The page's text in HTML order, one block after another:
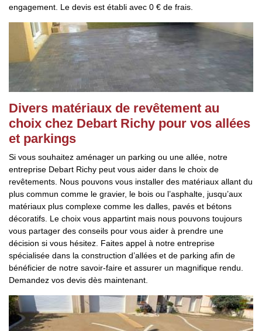
engagement. Le devis est établi avec 0 € de frais.
Divers matériaux de revêtement au
choix chez Debart Richy pour vos allées
et parkings
Si vous souhaitez aménager un parking ou une allée, notre
entreprise Debart Richy peut vous aider dans le choix de
revêtements. Nous pouvons vous installer des matériaux allant du
plus commun comme le gravier, le bois ou l’asphalte, jusqu’aux
matériaux plus complexe comme les dalles, pavés et bétons
décoratifs. Le choix vous appartint mais nous pouvons toujours
vous partager des conseils pour vous aider à prendre une
décision si vous hésitez. Faites appel à notre entreprise
spécialisée dans la construction d’allées et de parking afin de
bénéficier de notre savoir-faire et assurer un magnifique rendu.
Demandez vos devis dès maintenant.